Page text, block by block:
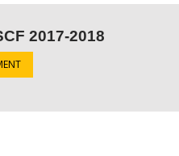
2017-2018